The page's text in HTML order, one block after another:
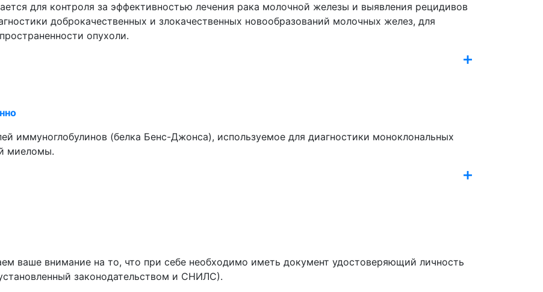
для контроля за эффективностью лечения рака молочной железы и выявления рецидивов
доброкачественных и злокачественных новообразований молочных желез, для
опухоли.
иммуноглобулинов (белка Бенс-Джонса), используемое для диагностики моноклональных
миеломы.
ваше внимание на то, что при себе необходимо иметь документ удостоверяющий личность
законодательством и СНИЛС).